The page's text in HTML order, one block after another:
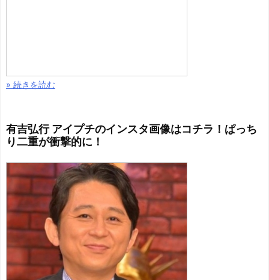
» 続きを読む
有吉弘行 アイプチのインスタ画像はコチラ！ぱっち
り二重が衝撃的に！